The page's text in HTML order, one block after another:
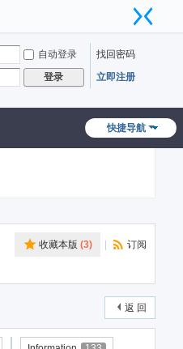
自动登录
找回密码
登录 立即注册
快捷导航
收藏本版(3) 订阅
返 回